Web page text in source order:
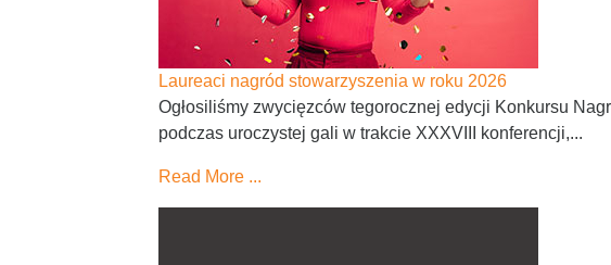
Laureaci nagród stowarzyszenia w roku 2026
Ogłosiliśmy zwycięzców tegorocznej edycji Konkursu
podczas uroczystej gali w trakcie XXXVIII konferencji,...
Read More ...